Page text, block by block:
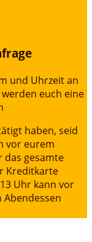
und Uhrzeit an
euch eine
haben, seid
vor eurem
das gesamte
Kreditkarte
Uhr kann vor